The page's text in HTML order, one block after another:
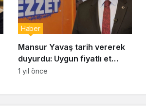
Mansur Yavaş tarih vererek
duyurdu: Uygun fiyatlı et
satışı başlıyor
Haber
1 yıl önce